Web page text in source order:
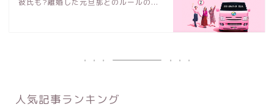
彼氏も?離婚した元旦那とのルールの...
人気記事ランキング